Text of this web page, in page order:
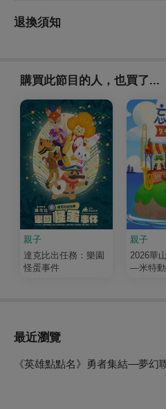
退換須知
購買此節目的人，也買了...
親子
達克比出任務：樂園
怪蛋事件
親子
2026華
—米特動
最近瀏覽
《英雄點點名》勇者集結—夢幻